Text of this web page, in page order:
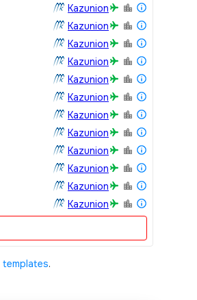
Kazunion
Kazunion
Kazunion
Kazunion
Kazunion
Kazunion
Kazunion
Kazunion
Kazunion
Kazunion
Kazunion
Kazunion
templates.